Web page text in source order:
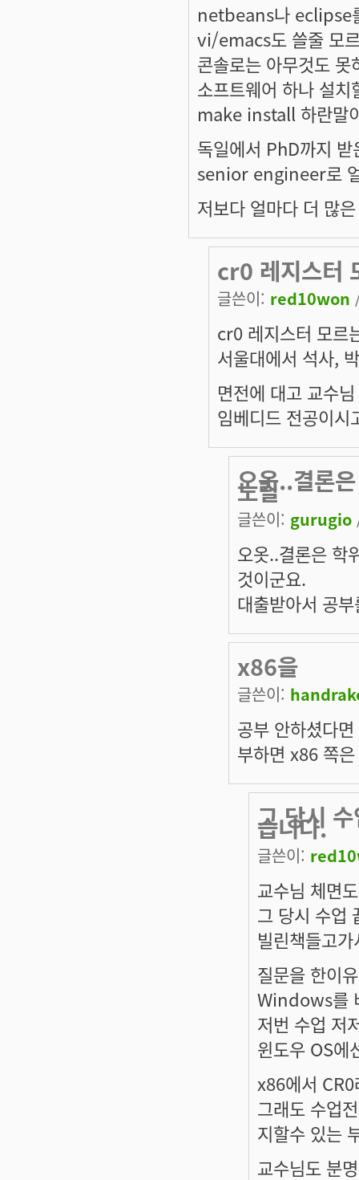
netbeans나 eclipse
vi/emacs도 쓸줄 모
콘솔로는 아무것도 못
소프트웨어 하나 설
make install 하란말
독일에서 PhD까지
senior engineer로
저보다 얼마다 더 많
cr0 레지스터
글쓴이: red10won
cr0 레지스터 모르
서울대에서 석사,
면전에 대고 교수
임베디드 전공이시
오옷..결론
노릴
글쓴이: gurugio
오옷..결론은 학
것이군요.
대출받아서 공
x86을
글쓴이:
공부 안하셨다
부하면 x86 쪽
그 당시
습니다.
글쓴이:
교수님 체면
그 당시 수업
빌린책들고
질문을 한이
Windows를
저번 수업 저
윈도우 OS에
x86에서
그래도 수업
지할수 있는
교수님도 분